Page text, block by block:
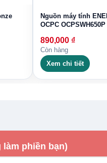
Nguồn máy tính
OCPC OCPSWH650P
890,000 ₫
Còn hàng
Xem chi tiết
phiền bạn)